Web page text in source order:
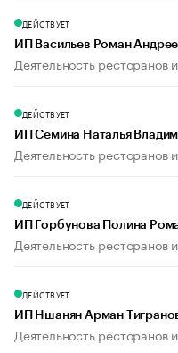
ДЕЙСТВУЕТ
ИП Васильев Роман
Деятельность ресторанов
ДЕЙСТВУЕТ
ИП Семина Наталья
Деятельность ресторанов
ДЕЙСТВУЕТ
ИП Горбунова Полина
Деятельность ресторанов
ДЕЙСТВУЕТ
ИП Ншанян Арман
Деятельность ресторанов